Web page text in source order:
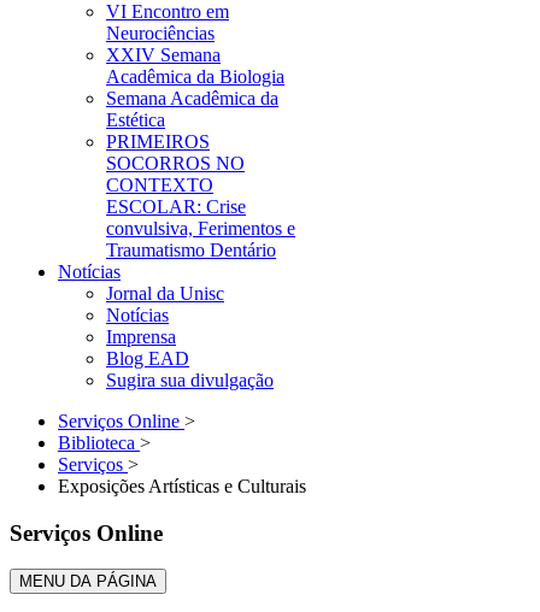
VI Encontro em
Neurociências
XXIV Semana
Acadêmica da Biologia
Semana Acadêmica da
Estética
PRIMEIROS
SOCORROS NO
CONTEXTO
ESCOLAR: Crise
convulsiva, Ferimentos e
Traumatismo Dentário
Notícias
Jornal da Unisc
Notícias
Imprensa
Blog EAD
Sugira sua divulgação
Serviços Online >
Biblioteca >
Serviços >
Exposições Artísticas e Culturais
Serviços Online
MENU DA PÁGINA